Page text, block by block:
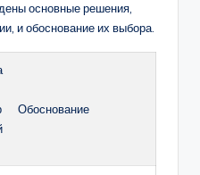
основные решения,
и обоснование их выбора.
Обоснование